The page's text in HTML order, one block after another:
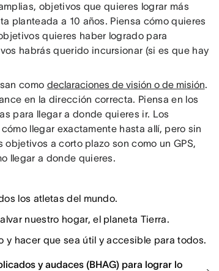
objetivos que quieres lograr más
planteada a 10 años. Piensa cómo quieres
quieres haber logrado para
habrás querido incursionar (si es que hay
como declaraciones de visión o de misión.
en la dirección correcta. Piensa en los
para llegar a donde quieres ir. Los
llegar exactamente hasta allí, pero sin
a corto plazo son como un GPS,
llegar a donde quieres.
los atletas del mundo.
nuestro hogar, el planeta Tierra.
y hacer que sea útil y accesible para todos.
y audaces (BHAG) para lograr lo